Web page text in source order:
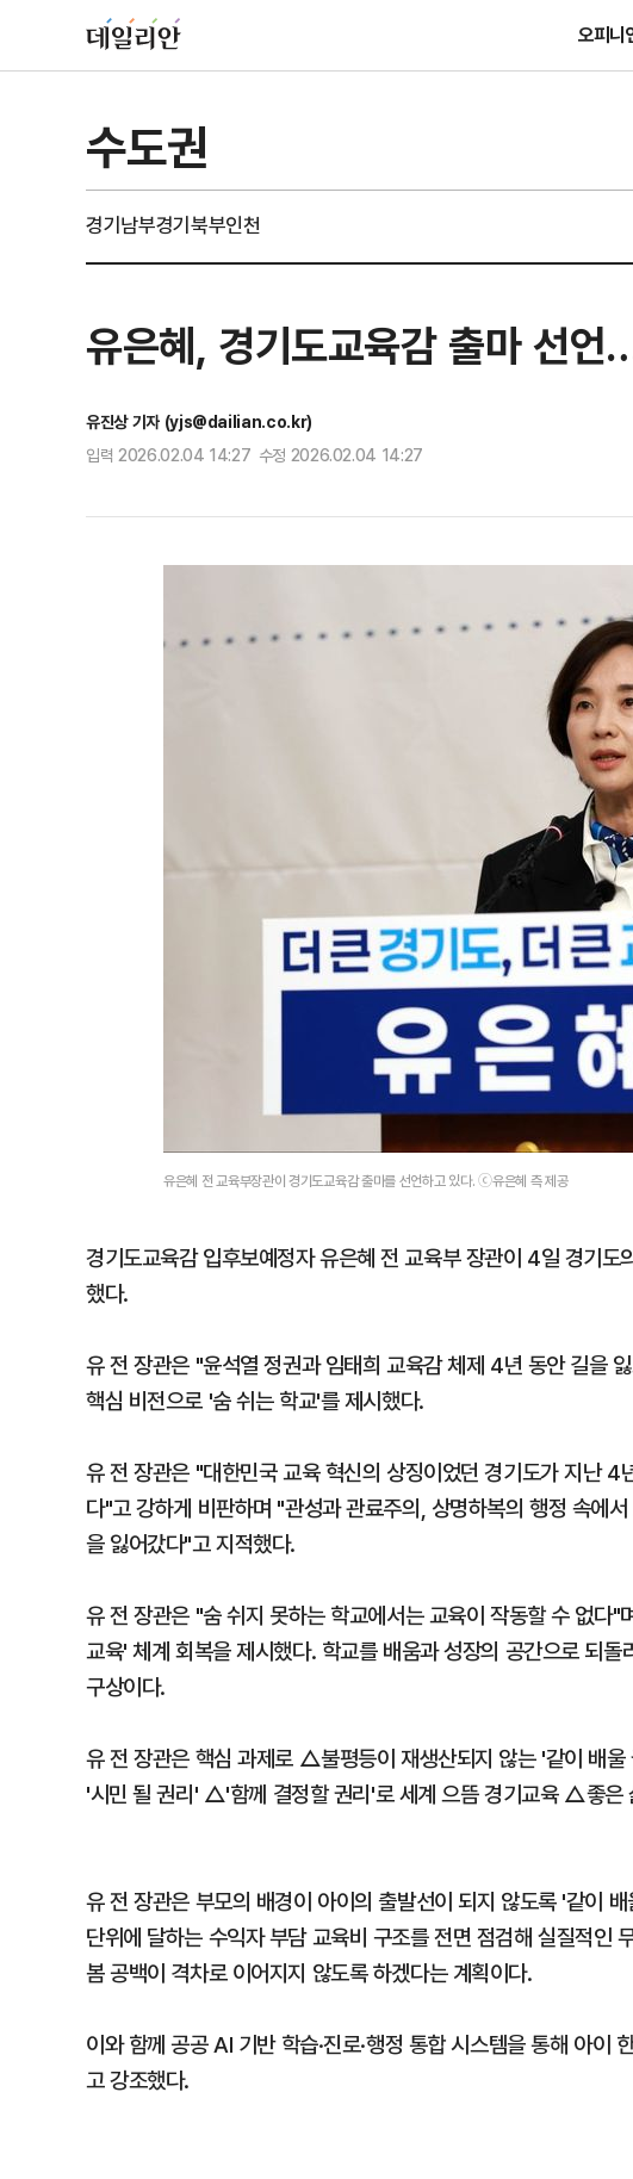
오피니
수도권
경기남부경기북부인천
유은혜, 경기도교육감 출마 선
유진상 기자 (yjs@dailian.co.kr)
입력 2026.02.04 14:27 수정 2026.02.04 14:27
유은혜 전 교육부장관이 경기도교육감 출마를 선언하고 있다. ⓒ유은혜 측 제공
경기도교육감 입후보예정자 유은혜 전 교육부 장관이 4일 경기
했다.
유 전 장관은 "윤석열 정권과 임태희 교육감 체제 4년 동안 길을
핵심 비전으로 '숨 쉬는 학교'를 제시했다.
유 전 장관은 "대한민국 교육 혁신의 상징이었던 경기도가 지난
다"고 강하게 비판하며 "관성과 관료주의, 상명하복의 행정 속에
을 잃어갔다"고 지적했다.
유 전 장관은 "숨 쉬지 못하는 학교에서는 교육이 작동할 수 없다
교육' 체계 회복을 제시했다. 학교를 배움과 성장의 공간으로 되
구상이다.
유 전 장관은 핵심 과제로 △불평등이 재생산되지 않는 '같이 배
'시민 될 권리' △'함께 결정할 권리'로 세계 으뜸 경기교육 △좋은
유 전 장관은 부모의 배경이 아이의 출발선이 되지 않도록 '같이
단위에 달하는 수익자 부담 교육비 구조를 전면 점검해 실질적
봄 공백이 격차로 이어지지 않도록 하겠다는 계획이다.
이와 함께 공공 AI 기반 학습·진로·행정 통합 시스템을 통해 아이
고 강조했다.